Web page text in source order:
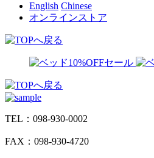
English Chinese
オンラインストア
TEL：098-930-0002
FAX：098-930-4720